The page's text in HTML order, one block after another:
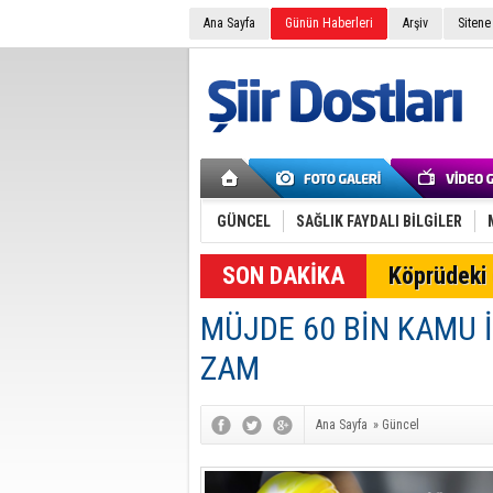
Ana Sayfa Günün Haberleri Arşiv
GÜNCEL SAĞLIK FAYDALI BİLGİLER
SON DAKİKA Köprüdeki
MÜJDE 60 BİN KAMU
ZAM
Ana Sayfa » Güncel